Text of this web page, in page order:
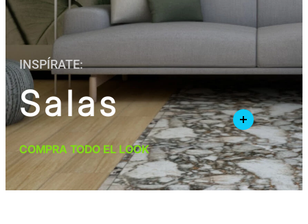
INSPÍRATE:
Salas
COMPRA TODO EL LOOK